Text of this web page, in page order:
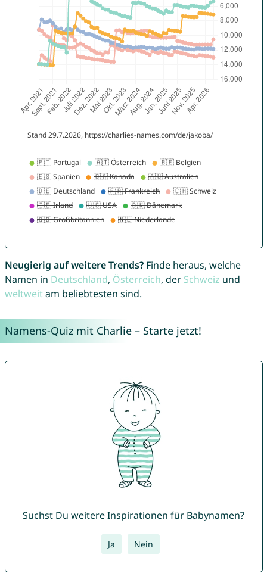
Neugierig auf weitere Trends?Finde heraus, welche
Namen in Deutschland, Österreich, der Schweiz und
weltweitam beliebtesten sind.
Namens-Quiz mit Charlie – Starte jetzt!
Suchst Du weitere Inspirationen für Babynamen?
Ja Nein